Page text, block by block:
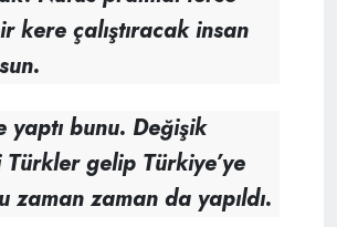
kere çalıştıracak insan
yaptı bunu. Değişik
gelip Türkiye’ye
zaman zaman da yapıldı.